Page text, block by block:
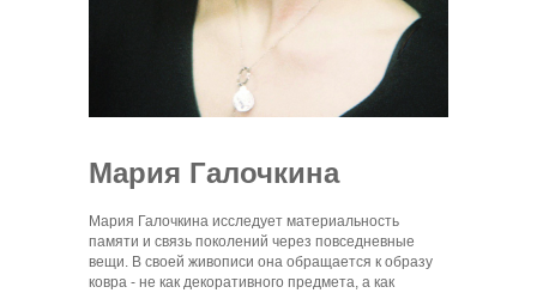
Мария Галочкина
Мария Галочкина исследует материальность
памяти и связь поколений через повседневные
вещи. В своей живописи она обращается к образу
ковра - не как декоративного предмета, а как